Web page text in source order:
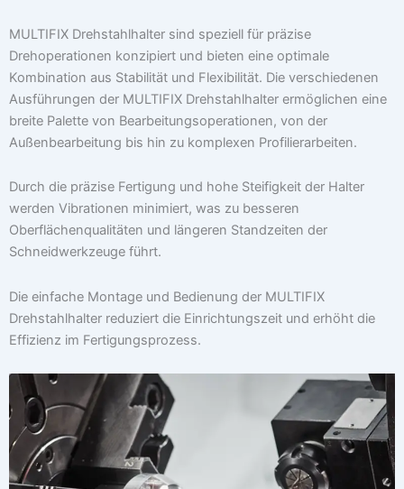
MULTIFIX Drehstahlhalter sind speziell für präzise
Drehoperationen konzipiert und bieten eine optimale
Kombination aus Stabilität und Flexibilität. Die verschiedenen
Ausführungen der MULTIFIX Drehstahlhalter ermöglichen eine
breite Palette von Bearbeitungsoperationen, von der
Außenbearbeitung bis hin zu komplexen Profilierarbeiten.
Durch die präzise Fertigung und hohe Steifigkeit der Halter
werden Vibrationen minimiert, was zu besseren
Oberflächenqualitäten und längeren Standzeiten der
Schneidwerkzeuge führt.
Die einfache Montage und Bedienung der MULTIFIX
Drehstahlhalter reduziert die Einrichtungszeit und erhöht die
Effizienz im Fertigungsprozess.